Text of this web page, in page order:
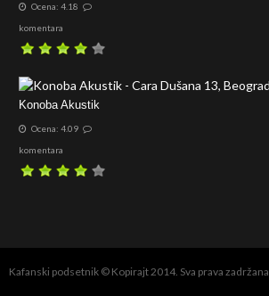
Ocena: 4.18
komentara
Konoba Akustik
Ocena: 4.09
komentara
Kafanski podsetnik © Kopirajt 2014. Sva prava zadržana.